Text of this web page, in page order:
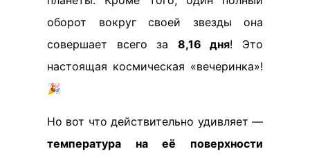
оборот вокруг своей звезды она
совершает всего за 8,16 дня! Это
настоящая космическая «вечеринка»!
🎉
Но вот что действительно удивляет —
температура на её поверхности